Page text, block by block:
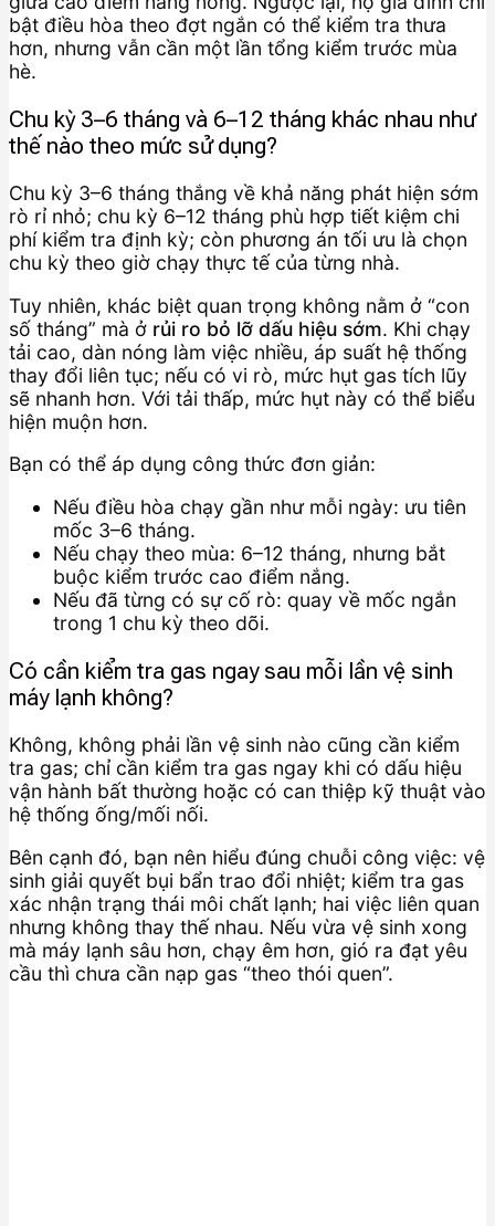
bật điều hòa theo đợt ngắn có thể kiểm tra thưa
hơn, nhưng vẫn cần một lần tổng kiểm trước mùa
hè.
Chu kỳ 3–6 tháng và 6–12 tháng khác nhau như
thế nào theo mức sử dụng?
Chu kỳ 3–6 tháng thắng về khả năng phát hiện sớm
rò rỉ nhỏ; chu kỳ 6–12 tháng phù hợp tiết kiệm chi
phí kiểm tra định kỳ; còn phương án tối ưu là chọn
chu kỳ theo giờ chạy thực tế của từng nhà.
Tuy nhiên, khác biệt quan trọng không nằm ở “con
số tháng” mà ở rủi ro bỏ lỡ dấu hiệu sớm. Khi chạy
tải cao, dàn nóng làm việc nhiều, áp suất hệ thống
thay đổi liên tục; nếu có vi rò, mức hụt gas tích lũy
sẽ nhanh hơn. Với tải thấp, mức hụt này có thể biểu
hiện muộn hơn.
Bạn có thể áp dụng công thức đơn giản:
Nếu điều hòa chạy gần như mỗi ngày: ưu tiên
mốc 3–6 tháng.
Nếu chạy theo mùa: 6–12 tháng, nhưng bắt
buộc kiểm trước cao điểm nắng.
Nếu đã từng có sự cố rò: quay về mốc ngắn
trong 1 chu kỳ theo dõi.
Có cần kiểm tra gas ngay sau mỗi lần vệ sinh
máy lạnh không?
Không, không phải lần vệ sinh nào cũng cần kiểm
tra gas; chỉ cần kiểm tra gas ngay khi có dấu hiệu
vận hành bất thường hoặc có can thiệp kỹ thuật vào
hệ thống ống/mối nối.
Bên cạnh đó, bạn nên hiểu đúng chuỗi công việc: vệ
sinh giải quyết bụi bẩn trao đổi nhiệt; kiểm tra gas
xác nhận trạng thái môi chất lạnh; hai việc liên quan
nhưng không thay thế nhau. Nếu vừa vệ sinh xong
mà máy lạnh sâu hơn, chạy êm hơn, gió ra đạt yêu
cầu thì chưa cần nạp gas “theo thói quen”.